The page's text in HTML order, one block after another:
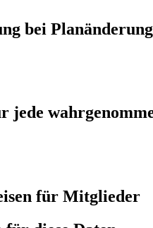
bei
jede
für Mitglieder